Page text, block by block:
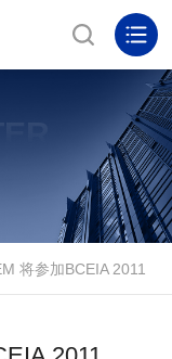
将参加BCEIA 2011